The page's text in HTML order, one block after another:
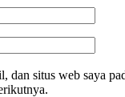
dan situs web saya